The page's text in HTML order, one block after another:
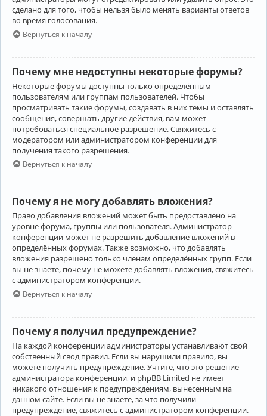
сделано для того, чтобы нельзя было менять варианты ответов
во время голосования.
Вернуться к началу
Почему мне недоступны некоторые форумы?
Некоторые форумы доступны только определённым
пользователям или группам пользователей. Чтобы
просматривать такие форумы, создавать в них темы и оставлять
сообщения, совершать другие действия, вам может
потребоваться специальное разрешение. Свяжитесь с
модератором или администратором конференции для
получения такого разрешения.
Вернуться к началу
Почему я не могу добавлять вложения?
Право добавления вложений может быть предоставлено на
уровне форума, группы или пользователя. Администратор
конференции может не разрешить добавление вложений в
определённых форумах. Также возможно, что добавлять
вложения разрешено только членам определённых групп. Если
вы не знаете, почему не можете добавлять вложения, свяжитесь
с администратором конференции.
Вернуться к началу
Почему я получил предупреждение?
На каждой конференции администраторы устанавливают свой
собственный свод правил. Если вы нарушили правило, вы
можете получить предупреждение. Учтите, что это решение
администратора конференции, и phpBB Limited не имеет
никакого отношения к предупреждениям, вынесенным на
данном сайте. Если вы не знаете, за что получили
предупреждение, свяжитесь с администратором конференции.